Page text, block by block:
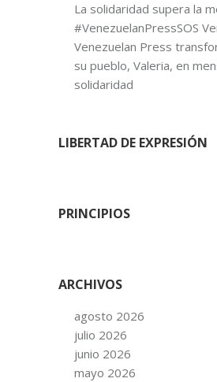
La solidaridad supera la
#VenezuelanPressSOS
Venezuelan Press
su pueblo, Valeria, en
solidaridad
LIBERTAD DE EXPRESIÓN
PRINCIPIOS
ARCHIVOS
agosto 2026
julio 2026
junio 2026
mayo 2026